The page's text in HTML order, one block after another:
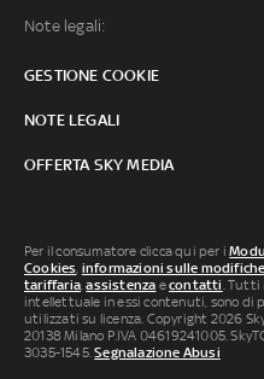
Note legali:
GESTIONE COOKIE
NOTE LEGALI
OFFERTA SKY MEDIA
Per il consumatore clicca qui per i
Cookies, informazioni sulle
tariffaria,assistenza econtatti. Tutti
intellettuale in essi contenuti, sono di
utilizzati su licenza. Copyright 2026
20138 Milano P.IVA 04619241005.
3035-1545.Segnalazione Abusi